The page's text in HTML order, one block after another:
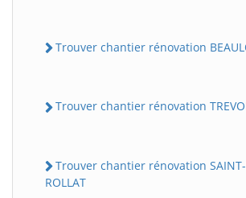
Trouver chantier rénovation
Trouver chantier rénovation
Trouver chantier rénovation SAINT-
ROLLAT